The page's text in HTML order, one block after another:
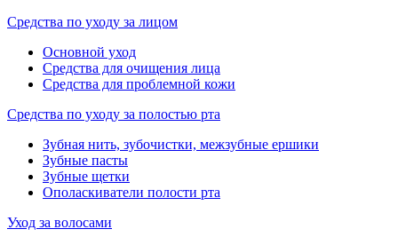
Средства по уходу за лицом
Основной уход
Средства для очищения лица
Средства для проблемной кожи
Средства по уходу за полостью рта
Зубная нить, зубочистки, межзубные ершики
Зубные пасты
Зубные щетки
Ополаскиватели полости рта
Уход за волосами